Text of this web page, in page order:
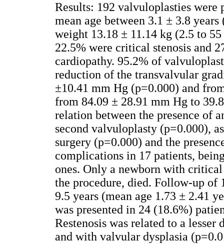
Results: 192 valvuloplasties were
mean age between 3.1 ± 3.8
weight 13.18 ± 11.14 kg (2.5 to
22.5% were critical stenosis and
cardiopathy. 95.2% of
reduction of the transvalvular
±10.41 mm Hg (p=0.000) and
from 84.09 ± 28.91 mm Hg to
relation between the presence of
second valvuloplasty (p=0.000),
surgery (p=0.000) and the
complications in 17 patients,
ones. Only a newborn with
the procedure, died. Follow-up of
9.5 years (mean age 1.73 ± 2.41
was presented in 24 (18.6%)
Restenosis was related to a
and with valvular dysplasia